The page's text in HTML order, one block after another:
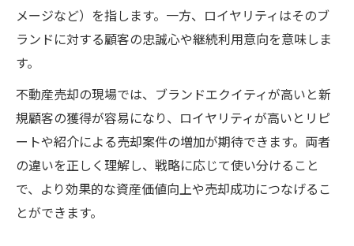
メージなど）を指します。一方、ロイヤリティはそのブ
ランドに対する顧客の忠誠心や継続利用意向を意味しま
す。
不動産売却の現場では、ブランドエクイティが高いと新
規顧客の獲得が容易になり、ロイヤリティが高いとリピ
ートや紹介による売却案件の増加が期待できます。両者
の違いを正しく理解し、戦略に応じて使い分けること
で、より効果的な資産価値向上や売却成功につなげるこ
とができます。